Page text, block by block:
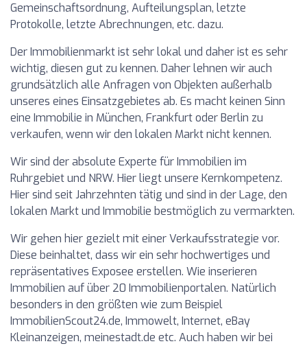
Gemeinschaftsordnung, Aufteilungsplan, letzte
Protokolle, letzte Abrechnungen, etc. dazu.
Der Immobilienmarkt ist sehr lokal und daher ist es sehr
wichtig, diesen gut zu kennen. Daher lehnen wir auch
grundsätzlich alle Anfragen von Objekten außerhalb
unseres eines Einsatzgebietes ab. Es macht keinen Sinn
eine Immobilie in München, Frankfurt oder Berlin zu
verkaufen, wenn wir den lokalen Markt nicht kennen.
Wir sind der absolute Experte für Immobilien im
Ruhrgebiet und NRW. Hier liegt unsere Kernkompetenz.
Hier sind seit Jahrzehnten tätig und sind in der Lage, den
lokalen Markt und Immobilie bestmöglich zu vermarkten.
Wir gehen hier gezielt mit einer Verkaufsstrategie vor.
Diese beinhaltet, dass wir ein sehr hochwertiges und
repräsentatives Exposee erstellen. Wie inserieren
Immobilien auf über 20 Immobilienportalen. Natürlich
besonders in den größten wie zum Beispiel
ImmobilienScout24.de, Immowelt, Internet, eBay
Kleinanzeigen, meinestadt.de etc. Auch haben wir bei